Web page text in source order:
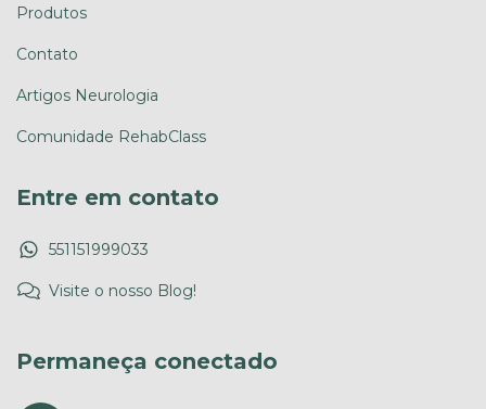
Produtos
Contato
Artigos Neurologia
Comunidade RehabClass
Entre em contato
551151999033
Visite o nosso Blog!
Permaneça conectado